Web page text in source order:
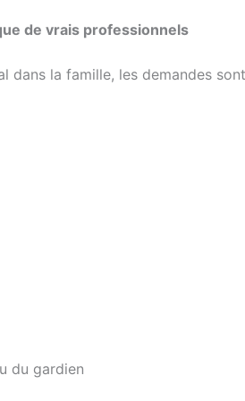
de vrais professionnels
dans la famille, les demandes
du gardien